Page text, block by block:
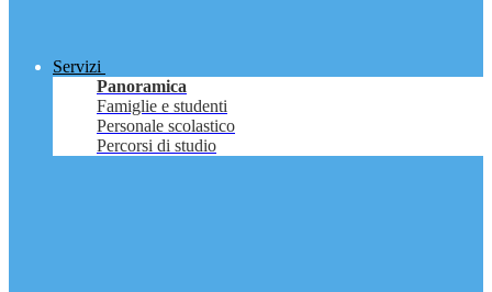
Servizi
Panoramica
Famiglie e studenti
Personale scolastico
Percorsi di studio